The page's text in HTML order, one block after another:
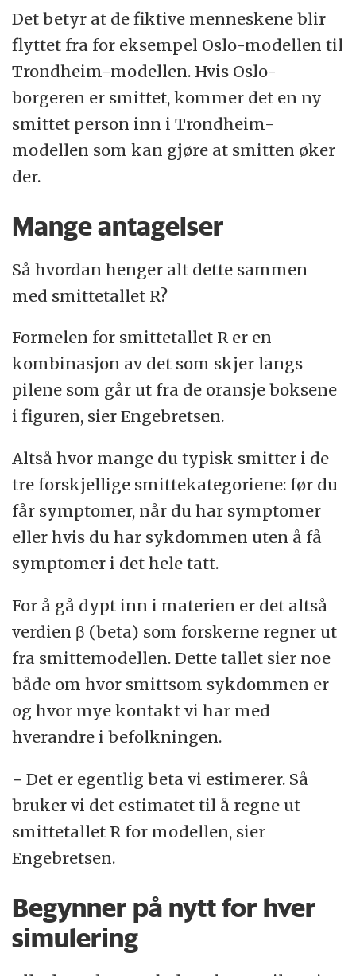
Det betyr at de fiktive menneskene blir
flyttet fra for eksempel Oslo-modellen til
Trondheim-modellen. Hvis Oslo-
borgeren er smittet, kommer det en ny
smittet person inn i Trondheim-
modellen som kan gjøre at smitten øker
der.
Mange antagelser
Så hvordan henger alt dette sammen
med smittetallet R?
Formelen for smittetallet R er en
kombinasjon av det som skjer langs
pilene som går ut fra de oransje boksene
i figuren, sier Engebretsen.
Altså hvor mange du typisk smitter i de
tre forskjellige smittekategoriene: før du
får symptomer, når du har symptomer
eller hvis du har sykdommen uten å få
symptomer i det hele tatt.
For å gå dypt inn i materien er det altså
verdien β (beta) som forskerne regner ut
fra smittemodellen. Dette tallet sier noe
både om hvor smittsom sykdommen er
og hvor mye kontakt vi har med
hverandre i befolkningen.
− Det er egentlig beta vi estimerer. Så
bruker vi det estimatet til å regne ut
smittetallet R for modellen, sier
Engebretsen.
Begynner på nytt for hver
simulering